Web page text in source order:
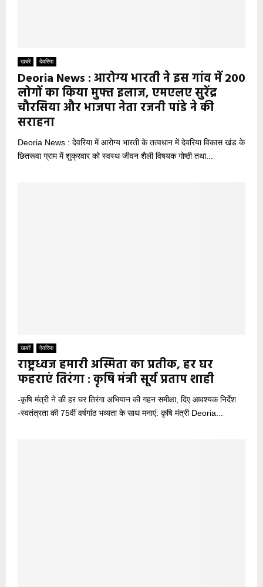
खबरें देवरिया
Deoria News : आरोग्य भारती ने इस गांव में 200
लोगों का किया मुफ्त इलाज, एमएलए सुरेंद्र
चौरसिया और भाजपा नेता रजनी पांडे ने की
सराहना
Deoria News : देवरिया में आरोग्य भारती के तत्वधान में देवरिया विकास खंड के
छितरूवा ग्राम में शुक्रवार को स्वस्थ जीवन शैली विषयक गोष्ठी तथा...
खबरें देवरिया
राष्ट्रध्वज हमारी अस्मिता का प्रतीक, हर घर
फहराएं तिरंगा : कृषि मंत्री सूर्य प्रताप शाही
-कृषि मंत्री ने की हर घर तिरंगा अभियान की गहन समीक्षा, दिए आवश्यक निर्देश
-स्वतंत्रता की 75वीं वर्षगांठ भव्यता के साथ मनाएं: कृषि मंत्री Deoria...